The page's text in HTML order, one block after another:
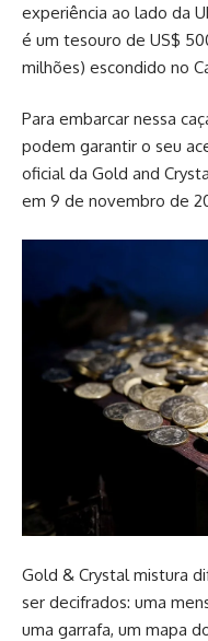
experiência ao lado da
é um tesouro de US$
milhões) escondido no
Para embarcar nessa
podem garantir o seu
oficial da Gold and
em 9 de novembro de
Gold & Crystal mistura
ser decifrados: uma
uma garrafa, um mapa